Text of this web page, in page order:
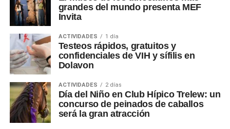
grandes del mundo presenta MEF
Invita
ACTIVIDADES 1 día
Testeos rápidos, gratuitos y
confidenciales de VIH y sífilis en
Dolavon
ACTIVIDADES 2 días
Día del Niño en Club Hípico Trelew: un
concurso de peinados de caballos
será la gran atracción